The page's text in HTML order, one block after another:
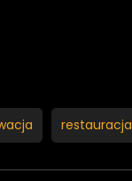
restauracja